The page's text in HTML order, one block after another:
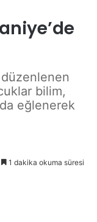
düzenlenen
bilim,
eğlenerek
1 dakika okuma süresi